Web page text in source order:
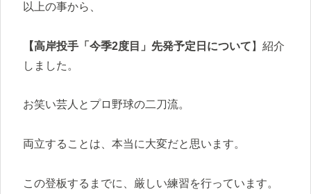
以上の事から、
【高岸投手「今季2度目」先発予定日について 】紹介
しました。
お笑い芸人とプロ野球の二刀流。
両立することは、本当に大変だと思います。
この登板するまでに、厳しい練習を行っています。